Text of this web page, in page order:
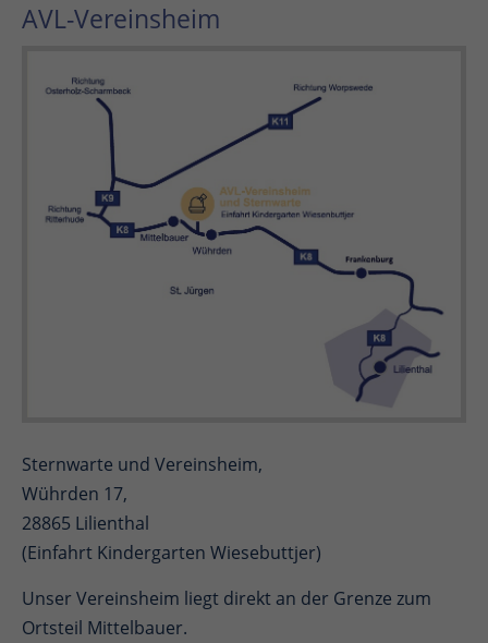
AVL-Vereinsheim
Sternwarte und Vereinsheim,
Wührden 17,
28865 Lilienthal
(Einfahrt Kindergarten Wiesebuttjer)
Unser Vereinsheim liegt direkt an der Grenze zum
Ortsteil Mittelbauer.